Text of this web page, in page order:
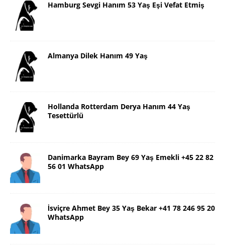
Hamburg Sevgi Hanım 53 Yaş Eşi Vefat Etmiş
Almanya Dilek Hanım 49 Yaş
Hollanda Rotterdam Derya Hanım 44 Yaş
Tesettürlü
Danimarka Bayram Bey 69 Yaş Emekli +45 22 82
56 01 WhatsApp
İsviçre Ahmet Bey 35 Yaş Bekar +41 78 246 95 20
WhatsApp